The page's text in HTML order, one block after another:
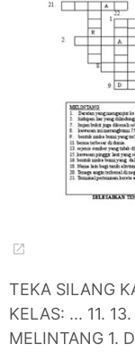
TEKA SILANG
KELAS: ... 11.
MELINTANG 1.